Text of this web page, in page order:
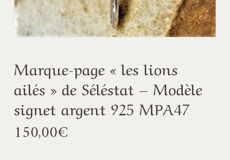
Marque-page « les lions
ailés » de Séléstat – Modèle
signet argent 925 MPA47
150,00€